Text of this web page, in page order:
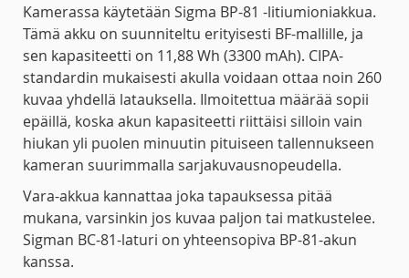
Kamerassa käytetään Sigma BP-81 -litiumioniakkua.
Tämä akku on suunniteltu erityisesti BF-mallille, ja
sen kapasiteetti on 11,88 Wh (3300 mAh). CIPA-
standardin mukaisesti akulla voidaan ottaa noin 260
kuvaa yhdellä latauksella. Ilmoitettua määrää sopii
epäillä, koska akun kapasiteetti riittäisi silloin vain
hiukan yli puolen minuutin pituiseen tallennukseen
kameran suurimmalla sarjakuvausnopeudella.
Vara-akkua kannattaa joka tapauksessa pitää
mukana, varsinkin jos kuvaa paljon tai matkustelee.
Sigman BC-81-laturi on yhteensopiva BP-81-akun
kanssa.